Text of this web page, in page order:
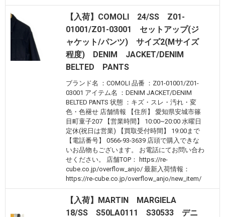
【入荷】COMOLI 24/SS Z01-
01001/Z01-03001 セットアップ(ジ
ャケット/パンツ) サイズ2(Mサイズ
程度) DENIM JACKET/DENIM
BELTED PANTS
ブランド名 ：COMOLI 品番 ：Z01-01001/Z01-
03001 アイテム名 ：DENIM JACKET/DENIM
BELTED PANTS 状態 ：キズ・スレ・汚れ・変
色・色褪せ 店舗情報 【住所】 愛知県安城市篠
目町童子207 【営業時間】 10:00~20:00 水曜日
定休(祝日は営業) 【買取受付時間】 19:00まで
【電話番号】 0566-93-3639 店頭で購入できな
いお品物もございます。 お電話にてお問い合わ
せください。 店舗TOP： https://re-
cube.co.jp/overflow_anjo/ 最新入荷情報：
https://re-cube.co.jp/overflow_anjo/new_item/
【入荷】MARTIN MARGIELA
18/SS S50LA0111 S30533 デニ